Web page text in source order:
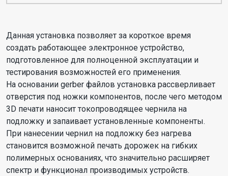
Данная установка позволяет за короткое время
создать работающее электронное устройство,
подготовленное для полноценной эксплуатации и
тестирования возможностей его применения.
На основании gerber файлов установка рассверливает
отверстия под ножки компонентов, после чего методом
3D печати наносит токопроводящее чернила на
подложку и запаивает установленные компоненты.
При нанесении чернил на подложку без нагрева
становится возможной печать дорожек на гибких
полимерных основаниях, что значительно расширяет
спектр и функционал производимых устройств.